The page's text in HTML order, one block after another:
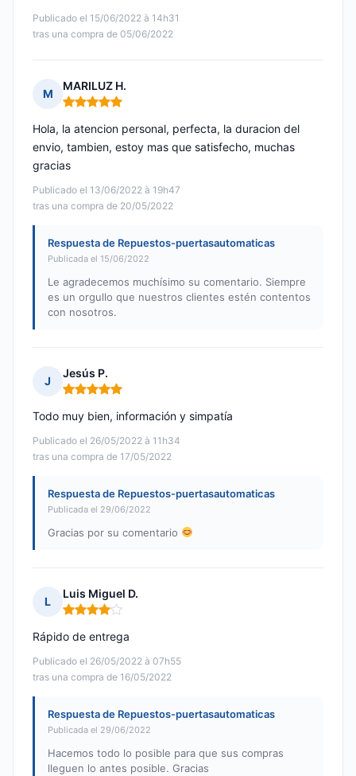
Publicado el 15/06/2022 à 14h31
tras una compra de 05/06/2022
M
MARILUZ H.
Nota: 5 de 5
Publicado el 13/06/2022 à 19h47
tras una compra de 20/05/2022
Hola, la atencion personal, perfecta, la duracion del
envio, tambien, estoy mas que satisfecho, muchas
gracias
Respuesta de Repuestos-puertasautomaticas
Publicada el 15/06/2022
Le agradecemos muchísimo su comentario. Siempre
es un orgullo que nuestros clientes estén contentos
con nosotros.
J
Jesús P.
Nota: 5 de 5
Publicado el 26/05/2022 à 11h34
tras una compra de 17/05/2022
Todo muy bien, información y simpatía
Respuesta de Repuestos-puertasautomaticas
Publicada el 29/06/2022
Gracias por su comentario
L
Luis Miguel D.
Nota: 4 de 5
Publicado el 26/05/2022 à 07h55
tras una compra de 16/05/2022
Rápido de entrega
Respuesta de Repuestos-puertasautomaticas
Publicada el 29/06/2022
Hacemos todo lo posible para que sus compras
lleguen lo antes posible. Gracias